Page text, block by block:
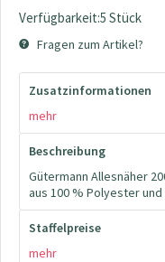
Verfügbarkeit:5 Stück
Fragen zum Artikel?
Zusatzinformationen
mehr
Beschreibung
Gütermann Allesnäher
aus 100 % Polyester
Staffelpreise
mehr